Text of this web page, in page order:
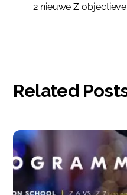
2 nieuwe Z
Related